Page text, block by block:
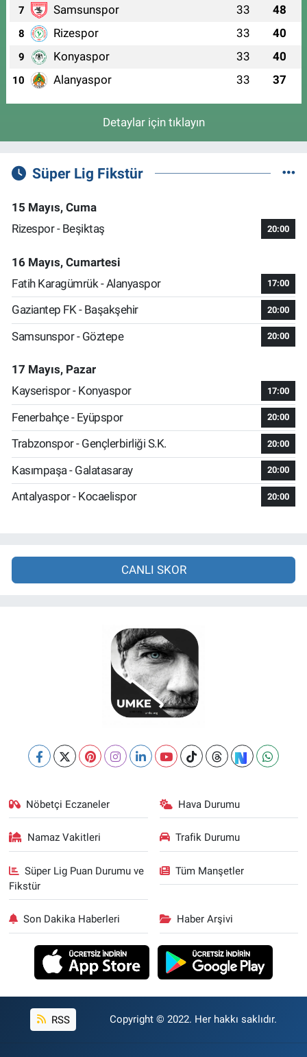
7 Samsunspor 33 48
8 Rizespor 33 40
9 Konyaspor 33 40
10 Alanyaspor 33 37
Detaylar için tıklayın
Süper Lig Fikstür
15 Mayıs, Cuma
Rizespor - Beşiktaş
20:00
16 Mayıs, Cumartesi
Fatih Karagümrük - Alanyaspor
17:00
Gaziantep FK - Başakşehir 20:00
Samsunspor - Göztepe 20:00
17 Mayıs, Pazar
Kayserispor - Konyaspor
17:00
Fenerbahçe - Eyüpspor 20:00
Trabzonspor - Gençlerbirliği S.K. 20:00
Kasımpaşa - Galatasaray 20:00
Antalyaspor - Kocaelispor 20:00
CANLI SKOR
Nöbetçi Eczaneler Hava Durumu
Namaz Vakitleri Trafik Durumu
Süper Lig Puan Durumu ve
Fikstür
Tüm Manşetler
Son Dakika Haberleri Haber Arşivi
RSS Copyright © 2022. Her hakkı saklıdır.